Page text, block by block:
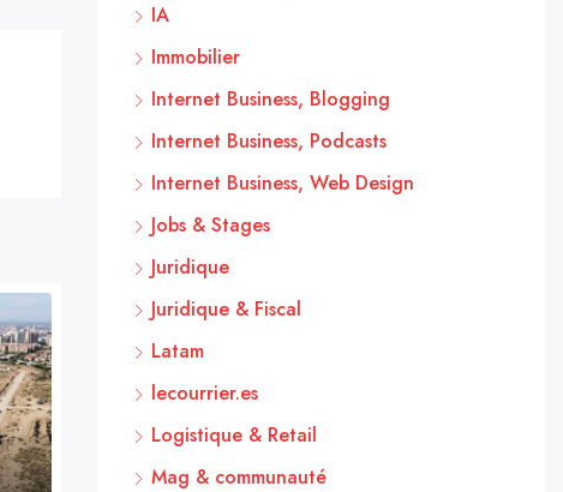
IA
Immobilier
Internet Business, Blogging
Internet Business, Podcasts
Internet Business, Web Design
Jobs & Stages
Juridique
Juridique & Fiscal
Latam
lecourrier.es
Logistique & Retail
Mag & communauté